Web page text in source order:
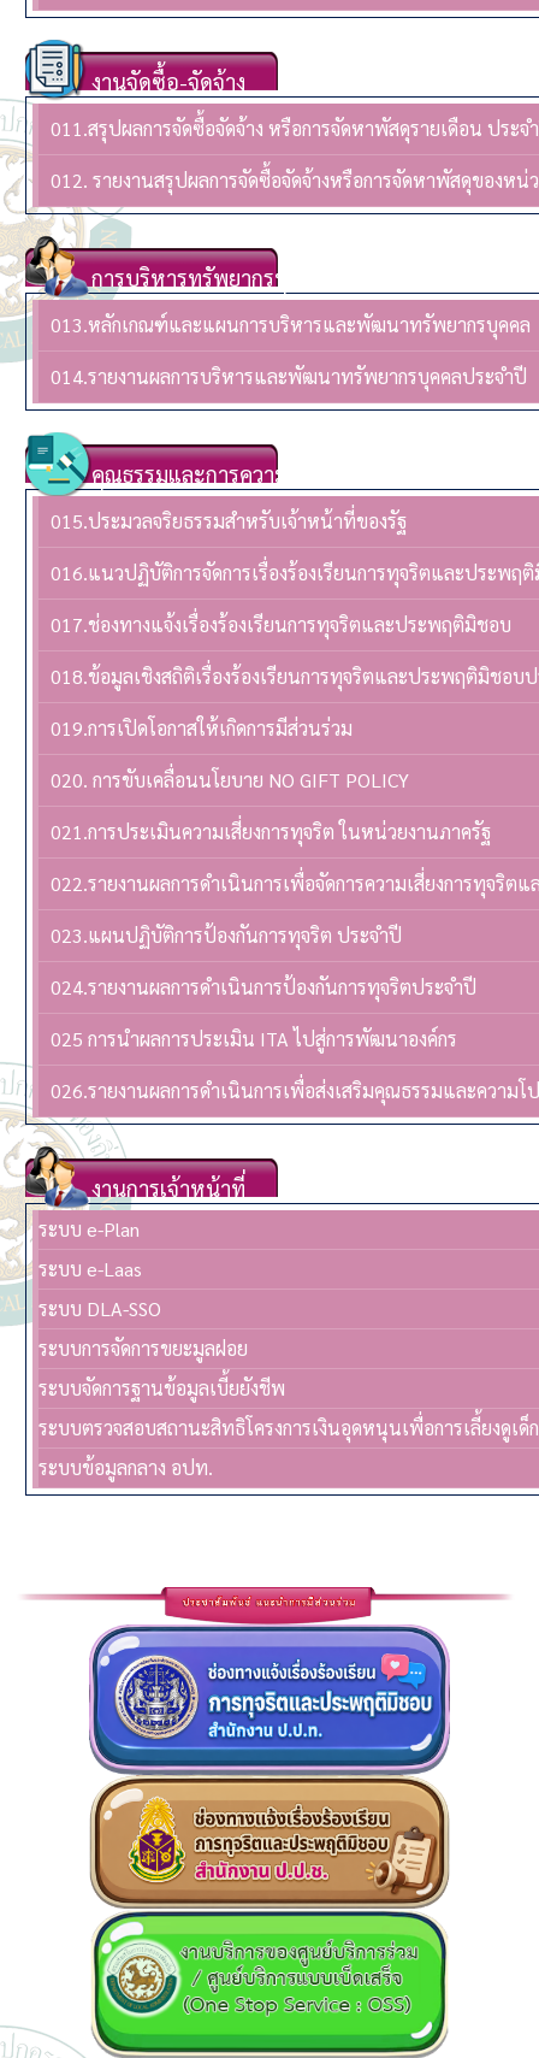
งานจัดซื้อ-จัดจ้าง
011.สรุปผลการจัดซื้อจัดจ้าง หรือการจัดหาพัสดุรายเดือน ประ
012. รายงานสรุปผลการจัดซื้อจัดจ้างหรือการจัดหาพัสดุของห
การบริหารทรัพยากรบุคล
013.หลักเกณฑ์และแผนการบริหารและพัฒนาทรัพยากรบุคคล
014.รายงานผลการบริหารและพัฒนาทรัพยากรบุคคลประจําปี
คุณธรรมและการความโปร่งใส
015.ประมวลจริยธรรมสำหรับเจ้าหน้าที่ของรัฐ
016.แนวปฏิบัติการจัดการเรื่องร้องเรียนการทุจริตและประพฤ
017.ช่องทางแจ้งเรื่องร้องเรียนการทุจริตและประพฤติมิชอบ
018.ข้อมูลเชิงสถิติเรื่องร้องเรียนการทุจริตและประพฤติมิชอบ
019.การเปิดโอกาสให้เกิดการมีส่วนร่วม
020. การขับเคลื่อนนโยบาย NO GIFT POLICY
021.การประเมินความเสี่ยงการทุจริต ในหน่วยงานภาครัฐ
022.รายงานผลการดำเนินการเพื่อจัดการความเสี่ยงการทุจริ
023.แผนปฏิบัติการป้องกันการทุจริต ประจำปี
024.รายงานผลการดำเนินการป้องกันการทุจริตประจำปี
025 การนำผลการประเมิน ITA ไปสู่การพัฒนาองค์กร
026.รายงานผลการดำเนินการเพื่อส่งเสริมคุณธรรมและความ
งานการเจ้าหน้าที่
ระบบ e-Plan
ระบบ e-Laas
ระบบ DLA-SSO
ระบบการจัดการขยะมูลฝอย
ระบบจัดการฐานข้อมูลเบี้ยยังชีพ
ระบบตรวจสอบสถานะสิทธิโครงการเงินอุดหนุนเพื่อการเลี้ยงดูเด็
ระบบข้อมูลกลาง อปท.